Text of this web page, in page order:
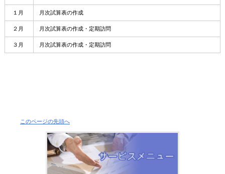
１月 月次試算表の作成
２月 月次試算表の作成・定期訪問
３月 月次試算表の作成・定期訪問
このページの先頭へ